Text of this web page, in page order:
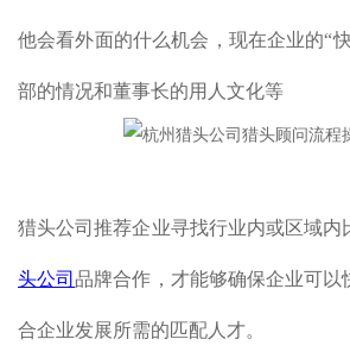
他会看外面的什么机会，现在企业的“
部的情况和董事长的用人文化等
猎头公司推荐企业寻找行业内或区域内
头公司品牌合作，才能够确保企业可以
合企业发展所需的匹配人才。